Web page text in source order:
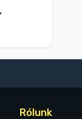
Rólunk